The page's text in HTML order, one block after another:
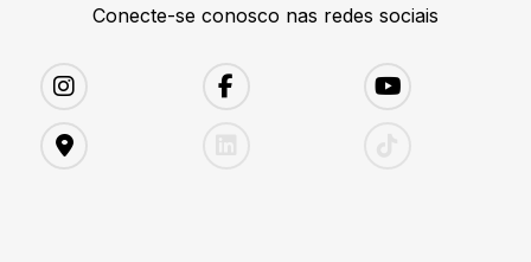
Conecte-se conosco nas redes sociais